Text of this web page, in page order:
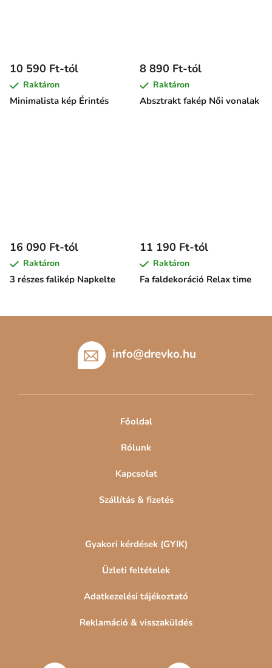
Minimalista kép Érintés
10 590 Ft-tól
Raktáron
Absztrakt fakép Női vonalak
8 890 Ft-tól
Raktáron
3 részes falikép Napkelte
16 090 Ft-tól
Raktáron
Fa faldekoráció Relax time
11 190 Ft-tól
Raktáron
info@drevko.hu
Főoldal
Rólunk
Kapcsolat
Szállítás & fizetés
Gyakori kérdések (GYIK)
Üzleti feltételek
Adatkezelési tájékoztató
Reklamáció & visszaküldés